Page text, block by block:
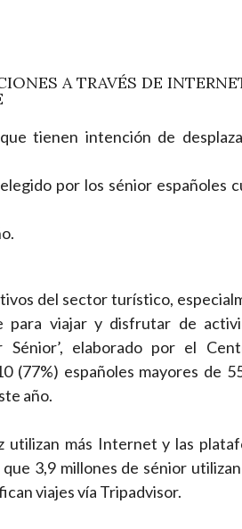
A TRAVÉS DE
tienen intención de
por los sénior españoles
del sector turístico,
para viajar y disfrutar de
elaborado por el
(77%) españoles mayores de
año.
utilizan más Internet y las
3,9 millones de sénior
viajes vía Tripadvisor.